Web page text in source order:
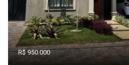
R$ 950.000